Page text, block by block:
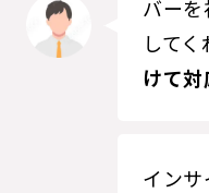
バー
して
けて
インサ